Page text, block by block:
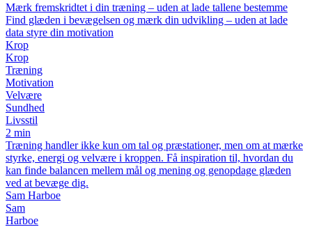
Mærk fremskridtet i din træning – uden at lade tallene bestemme
Find glæden i bevægelsen og mærk din udvikling – uden at lade
data styre din motivation
Krop
Krop
Træning
Motivation
Velvære
Sundhed
Livsstil
2 min
Træning handler ikke kun om tal og præstationer, men om at mærke
styrke, energi og velvære i kroppen. Få inspiration til, hvordan du
kan finde balancen mellem mål og mening og genopdage glæden
ved at bevæge dig.
Sam Harboe
Sam
Harboe